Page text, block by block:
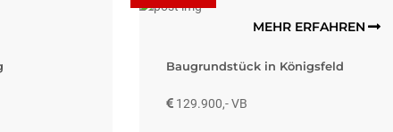
MEHR ERFAHREN
Baugrundstück in Königsfeld
129.900,- VB